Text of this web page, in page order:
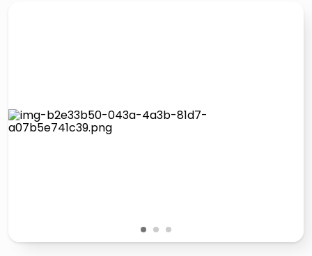
pattumiera raccolta differenziata
elenco telefonico
1 2 3